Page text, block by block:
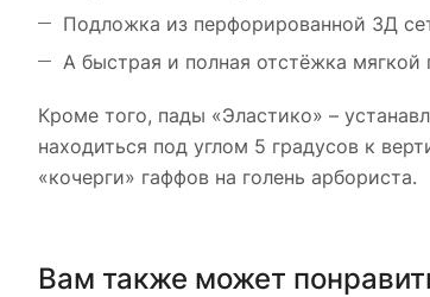
Подложка из перфорированной 3Д
А быстрая и полная отстёжка мягкой
Кроме того, пады «Эластико» –
находиться под углом 5 градусов к
«кочерги» гаффов на голень арбориста.
Вам также может